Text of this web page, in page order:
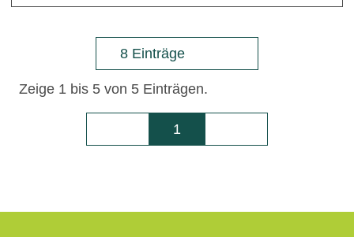
8 Einträge
Zeige 1 bis 5 von 5 Einträgen.
Seite
1